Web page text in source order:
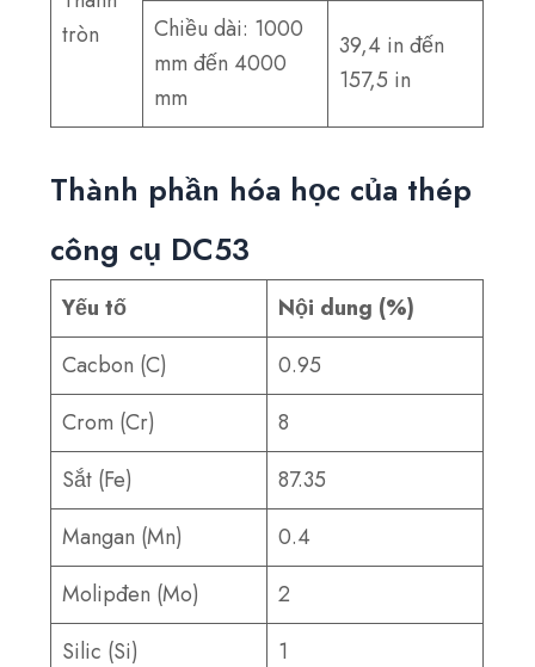
tròn
Chiều dài: 1000
mm đến 4000
mm
39,4 in đến
157,5 in
Thành phần hóa học của thép
công cụ DC53
Yếu tố
Nội dung (%)
Cacbon (C)
0.95
Crom (Cr)
8
Sắt (Fe)
87.35
Mangan (Mn)
0.4
Molipđen (Mo)
2
Silic (Si)
1